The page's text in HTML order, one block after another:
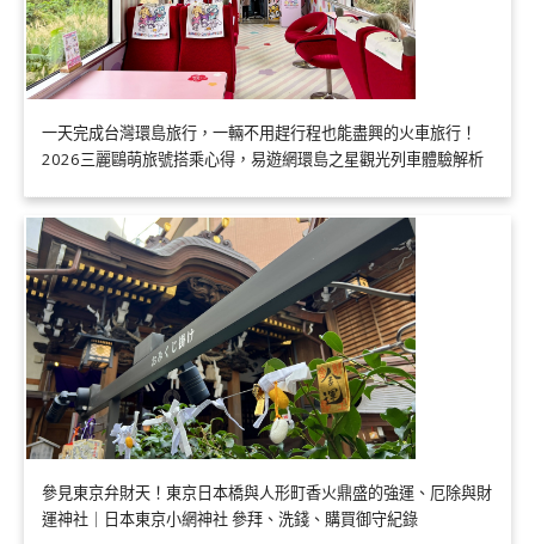
一天完成台灣環島旅行，一輛不用趕行程也能盡興的火車旅行！
2026三麗鷗萌旅號搭乘心得，易遊網環島之星觀光列車體驗解析
參見東京弁財天！東京日本橋與人形町香火鼎盛的強運、厄除與財
運神社｜日本東京小網神社 參拜、洗錢、購買御守紀錄